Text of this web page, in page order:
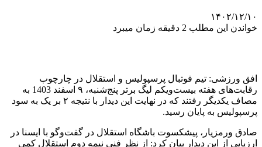
۱۴۰۲/۱۲/۱۰
خواندن این مطلب 2 دقیقه زمان میبرد
افق ورزشی: تیم فوتبال پرسپولیس و استقلال در چارچوب
رقابت‌های هفته بیست‌ویکم لیگ برتر پنج‌شنبه، ۹ اسفند 1403 به
مصاف یکدیگر رفتند که در نهایت این دیدار با نتیجه ۲ بر یک به سود
پرسپولیس به پایان رسید.
صادق ورمزیار، پیشکسوت باشگاه استقلال در گفت‌وگو با ایسنا در
ارزیابی از این دیدار بیان کرد: از نظر فنی نیمه دوم استقلال کمی